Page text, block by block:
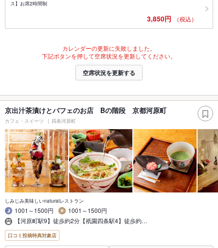
ス】お席2時間制
3,850円 （税込）
カレンダーの更新に失敗しました。
下記ボタンを押して空席状況を更新してください。
空席状況を更新する
京出汁茶漬けとパフェのお店 Bの階段 京都河原町
カフェ・スイーツ 四条河原町
しみじみ美味しいnaturalレストラン
1001～1500円
1001～1500円
【河原町駅9】徒歩約2分【祇園四条駅4】徒歩約…
口コミ投稿特典対象店